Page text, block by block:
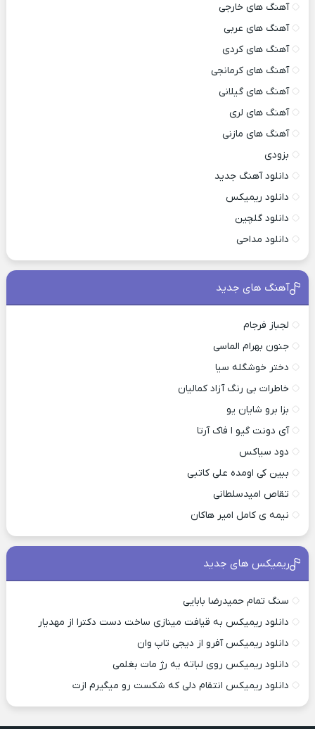
آهنگ های خارجی
آهنگ های عربی
آهنگ های کردی
آهنگ های کرمانجی
آهنگ های گیلانی
آهنگ های لری
آهنگ های مازنی
بزودی
دانلود آهنگ جدید
دانلود ریمیکس
دانلود گلچین
دانلود مداحی
آهنگ های جدید
لجباز فرجام
جنون بهرام الماسی
دختر خوشگله سیا
خاطرات بی رنگ آزاد کمالیان
بزا برو شایان یو
آی دونت گیو ا فاک آرتا
دود سیاکس
ببین کی اومده علی کاتبی
تقاص امیدسلطانی
نیمه ی کامل امیر هاکان
ریمیکس های جدید
سنگ تمام حمیدرضا بابایی
دانلود ریمیکس به قیافت مینازی ساخت دست دکترا از مهدیار
دانلود ریمیکس آفرو از ديجی تاپ وان
دانلود ریمیکس روی لباته یه رژ مات بغلمی
دانلود ریمیکس انتقام دلی که شکست رو میگیرم ازت